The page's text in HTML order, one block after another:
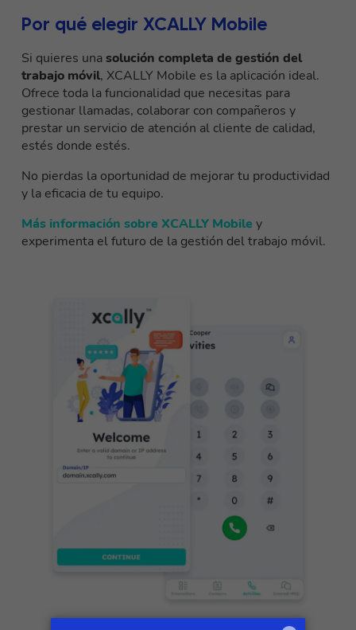
Por qué elegir XCALLY Mobile
Si quieres unasolución completa de gestión del
trabajo móvil, XCALLY Mobile es la aplicación ideal.
Ofrece toda la funcionalidad que necesitas para
gestionar llamadas, colaborar con compañeros y
prestar un servicio de atención al cliente de calidad,
estés donde estés.
No pierdas la oportunidad de mejorar tu productividad
y la eficacia de tu equipo.
Más información sobre XCALLY Mobiley
experimenta el futuro de la gestión del trabajo móvil.